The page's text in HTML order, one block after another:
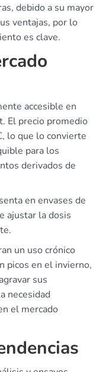
debido a su mayor
ventajas, por lo
es clave.
accesible en
El precio promedio
lo que lo convierte
para los
derivados de
en envases de
ajustar la dosis
un uso crónico
picos en el invierno,
sus
necesidad
el mercado